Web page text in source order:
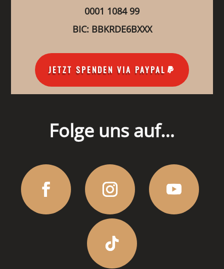
0001 1084 99
BIC: BBKRDE6BXXX
JETZT SPENDEN VIA PAYPAL
Folge uns auf…